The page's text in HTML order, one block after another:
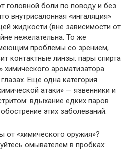
головной боли по поводу и без
внутрисалонная «ингаляция»
жидкости (вне зависимости от
нежелательна. То же
проблемы со зрением,
контактные линзы: пары спирта
химического ароматизатора
Еще одна категория
атаки» — язвенники и
вдыхание едких паров
этих заболеваний.
от «химического оружия»?
омывателем в пробках: